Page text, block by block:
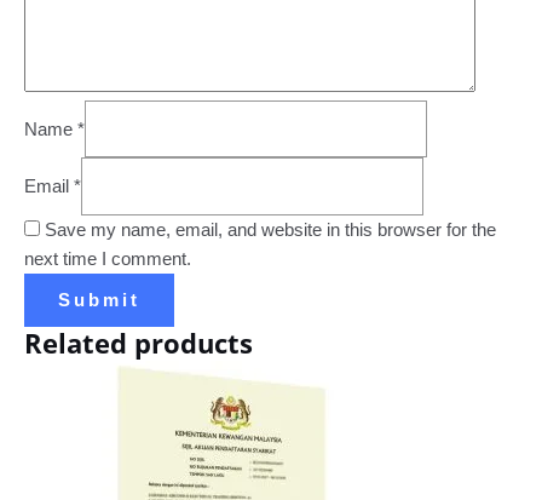
Name *
Email *
Save my name, email, and website in this browser for the
next time I comment.
Related products